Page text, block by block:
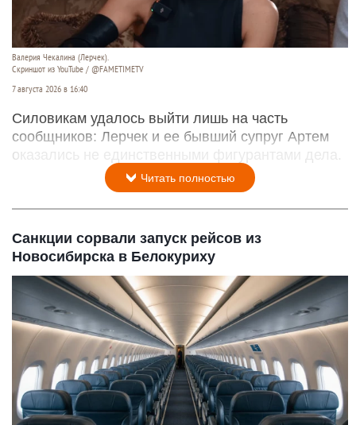
Валерия Чекалина (Лерчек).
Скриншот из YouTube / @FAMETIMETV
7 августа 2026 в 16:40
Силовикам удалось выйти лишь на часть
сообщников: Лерчек и ее бывший супруг Артем
оказались не единственными фигурантами дела.
Читать полностью
Санкции сорвали запуск рейсов из
Новосибирска в Белокуриху